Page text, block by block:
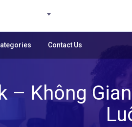
Contact Us
– Không